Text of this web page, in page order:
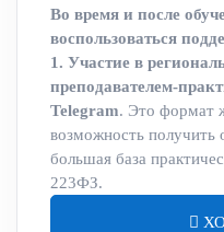
Во время и после
воспользоваться
1. Участие в
преподавателем-
Telegram. Это формат
возможность получить
большая база
223ФЗ.